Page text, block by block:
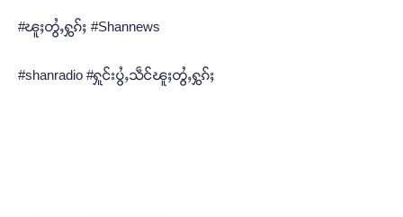
#ၽူႈတွႆႇႁွၵ်ႈ #Shannews
#shanradio #ႁူင်းပွႆႇသဵင်ၽူႈတွႆႇႁွၵ်ႈ